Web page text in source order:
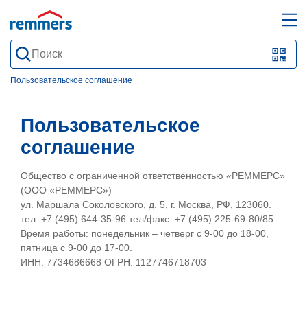
QR-
form
Пользовательское соглашение
Пользовательское
соглашение
Общество с ограниченной ответственностью «РЕММЕРС»
(ООО «РЕММЕРС»)
ул. Маршала Соколовского, д. 5, г. Москва, РФ, 123060.
тел: +7 (495) 644-35-96 тел/факс: +7 (495) 225-69-80/85.
Время работы: понедельник – четверг с 9-00 до 18-00,
пятница с 9-00 до 17-00.
ИНН: 7734686668 ОГРН: 1127746718703